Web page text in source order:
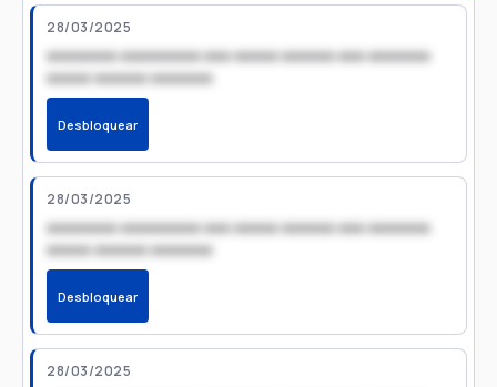
28/03/2025
xxxxxxxx xxxxxxxxx xxx xxxxx xxxxxx xxx xxxxxxx
xxxxx xxxxxx xxxxxxx
Desbloquear
28/03/2025
xxxxxxxx xxxxxxxxx xxx xxxxx xxxxxx xxx xxxxxxx
xxxxx xxxxxx xxxxxxx
Desbloquear
28/03/2025